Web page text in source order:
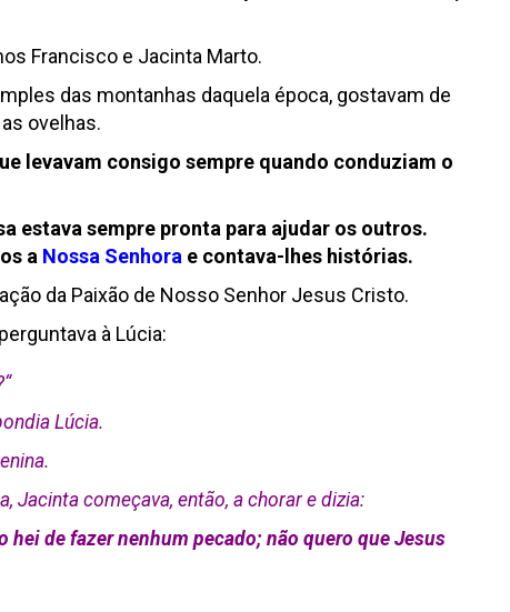
Francisco e Jacinta Marto.
das montanhas daquela época, gostavam de
ovelhas.
levavam consigo sempre quando conduziam o
estava sempre pronta para ajudar os outros.
a Nossa Senhora e contava-lhes histórias.
da Paixão de Nosso Senhor Jesus Cristo.
à Lúcia:
“
Lúcia.
Jacinta começava, então, a chorar e dizia:
hei de fazer nenhum pecado; não quero que Jesus